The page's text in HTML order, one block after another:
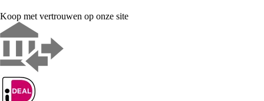
Koop met vertrouwen op onze site